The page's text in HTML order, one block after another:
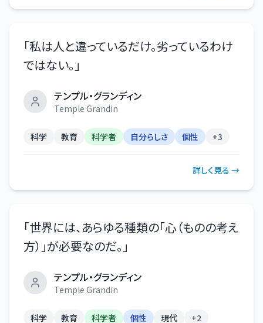
「私は人と違っているだけ。劣っているわけ
ではない。 」
テンプル・グランディン
Temple Grandin
科学 教育 科学者 自分らしさ 個性 +3
詳しく見る →
「世界には、あらゆる種類の「心（ものの考え
方）」が必要なのだ。 」
テンプル・グランディン
Temple Grandin
科学 教育 科学者 個性 現代 +2